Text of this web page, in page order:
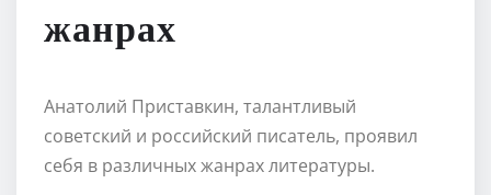
жанрах
Анатолий Приставкин, талантливый
советский и российский писатель, проявил
себя в различных жанрах литературы.